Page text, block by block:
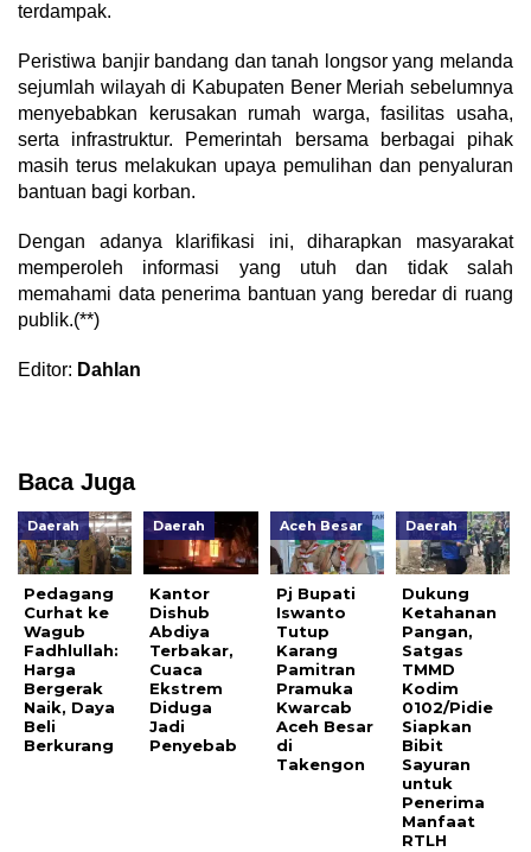
terdampak.
Peristiwa banjir bandang dan tanah longsor yang melanda
sejumlah wilayah di Kabupaten Bener Meriah sebelumnya
menyebabkan kerusakan rumah warga, fasilitas usaha,
serta infrastruktur. Pemerintah bersama berbagai pihak
masih terus melakukan upaya pemulihan dan penyaluran
bantuan bagi korban.
Dengan adanya klarifikasi ini, diharapkan masyarakat
memperoleh informasi yang utuh dan tidak salah
memahami data penerima bantuan yang beredar di ruang
publik.(**)
Editor: Dahlan
Baca Juga
Daerah
Pedagang
Curhat ke
Wagub
Fadhlullah:
Harga
Bergerak
Naik, Daya
Beli
Berkurang
Daerah
Kantor
Dishub
Abdiya
Terbakar,
Cuaca
Ekstrem
Diduga
Jadi
Penyebab
Aceh Besar
Pj Bupati
Iswanto
Tutup
Karang
Pamitran
Pramuka
Kwarcab
Aceh Besar
di
Takengon
Daerah
Dukung
Ketahanan
Pangan,
Satgas
TMMD
Kodim
0102/Pidie
Siapkan
Bibit
Sayuran
untuk
Penerima
Manfaat
RTLH